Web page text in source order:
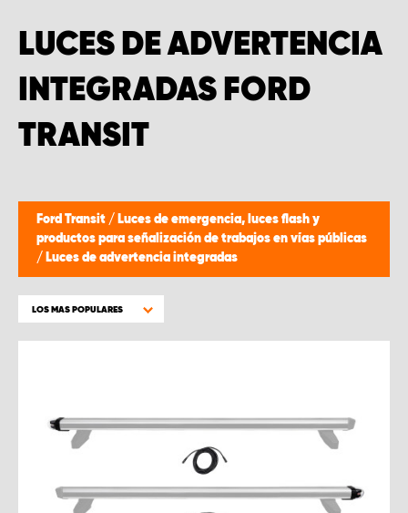
LUCES DE ADVERTENCIA
INTEGRADAS FORD
TRANSIT
Ford Transit / Luces de emergencia, luces flash y
productos para señalización de trabajos en vías públicas
/ Luces de advertencia integradas
LOS MAS POPULARES